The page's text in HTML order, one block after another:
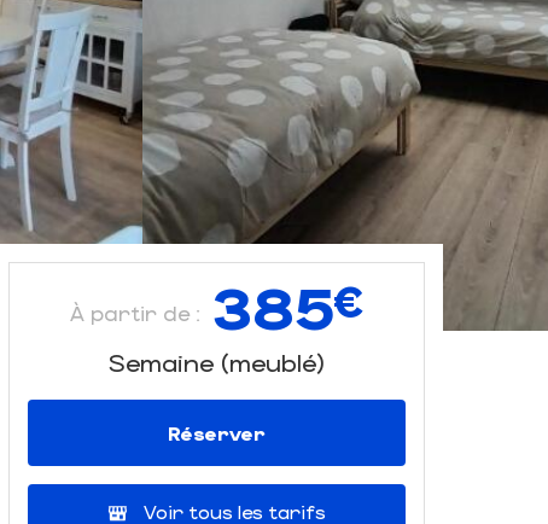
À partir de : 385€
Semaine (meublé)
Réserver
Voir tous les tarifs